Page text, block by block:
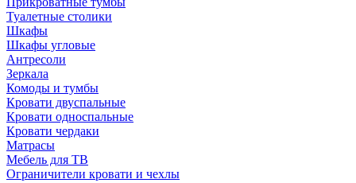
Туалетные столики
Шкафы
Шкафы угловые
Антресоли
Зеркала
Комоды и тумбы
Кровати двуспальные
Кровати односпальные
Кровати чердаки
Матрасы
Мебель для ТВ
Ограничители кровати и чехлы